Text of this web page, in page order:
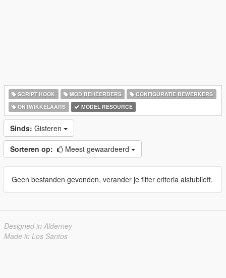
SCRIPT HOOK MOD BEHEERDERS
CONFIGURATIE BEWERKERS
ONTWIKKELAARS
MODEL RESOURCE
Sinds: Gisteren
Sorteren op: Meest gewaardeerd
Geen bestanden gevonden, verander je filter criteria alstublieft.
Designed in Alderney
Made in Los Santos